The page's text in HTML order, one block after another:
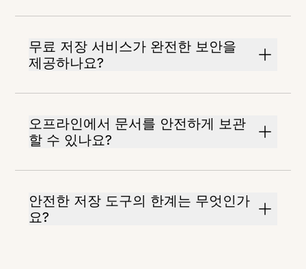
무료 저장 서비스가 완전한 보안을
제공하나요?
오프라인에서 문서를 안전하게 보관
할 수 있나요?
안전한 저장 도구의 한계는 무엇인가
요?